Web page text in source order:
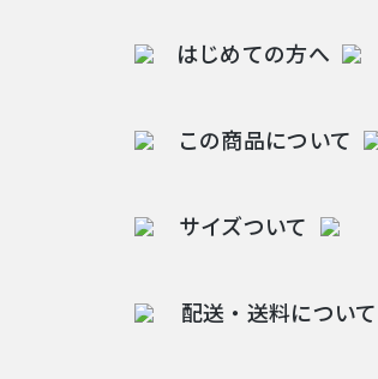
はじめての方へ
この商品について
サイズついて
配送・送料について